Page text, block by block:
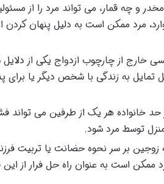
و چه قمار، می تواند مرد را از
مرد ممکن است به دلیل پنهان کردن
خارج از چارچوب ازدواج یکی از
به زندگی با شخص دیگر یا برای
خانواده هر یک از طرفین می تواند
توسط مرد شود.
زوجین بر سر نحوه حضانت یا تربیت
است به عنوان راه حل فرار از این